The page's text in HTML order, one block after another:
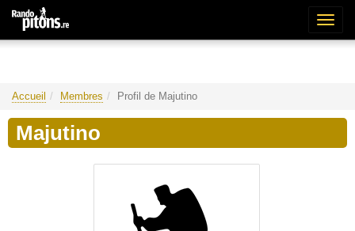
Accueil Membres Profil de Majutino
Majutino